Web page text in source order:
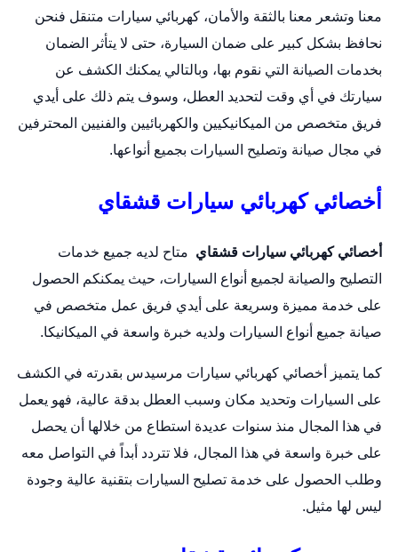
معنا وتشعر معنا بالثقة والأمان، كهربائي سيارات متنقل فنحن
نحافظ بشكل كبير على ضمان السيارة، حتى لا يتأثر الضمان
بخدمات الصيانة التي نقوم بها، وبالتالي يمكنك الكشف عن
سيارتك في أي وقت لتحديد العطل، وسوف يتم ذلك على أيدي
فريق متخصص من الميكانيكيين والكهربائيين والفنيين المحترفين
في مجال صيانة وتصليح السيارات بجميع أنواعها.
أخصائي كهربائي سيارات قشقاي
أخصائي كهربائي سيارات قشقاي متاح لديه جميع خدمات
التصليح والصيانة لجميع أنواع السيارات، حيث يمكنكم الحصول
على خدمة مميزة وسريعة على أيدي فريق عمل متخصص في
صيانة جميع أنواع السيارات ولديه خبرة واسعة في الميكانيكا.
كما يتميز أخصائي كهربائي سيارات مرسيدس بقدرته في الكشف
على السيارات وتحديد مكان وسبب العطل بدقة عالية، فهو يعمل
في هذا المجال منذ سنوات عديدة استطاع من خلالها أن يحصل
على خبرة واسعة في هذا المجال، فلا تتردد أبداً في التواصل معه
وطلب الحصول على خدمة تصليح السيارات بتقنية عالية وجودة
ليس لها مثيل.